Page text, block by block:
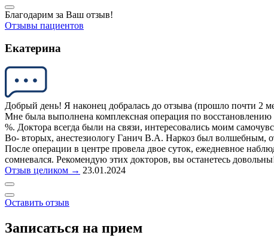
Благодарим за Ваш отзыв!
Отзывы пациентов
Екатерина
Добрый день! Я наконец добралась до отзыва (прошло почти 2
Мне была выполнена комплексная операция по восстановлению
%. Доктора всегда были на связи, интересовались моим
Во- вторых, анестезиологу Ганич В.А. Наркоз был волшебным,
После операции в центре провела двое суток, ежедневное
сомневался. Рекомендую этих докторов, вы останетесь
Отзыв целиком → 23.01.2024
Оставить отзыв
Записаться на прием